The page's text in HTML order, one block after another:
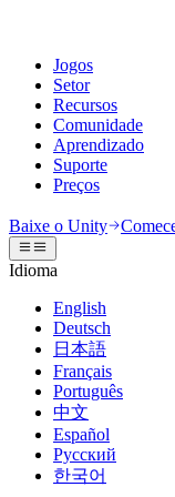
Jogos
Setor
Recursos
Comunidade
Aprendizado
Suporte
Preços
Engine do Unity
Crie jogos 2D e 3D
Colaboração
Colabore e itere
Baixe o Unity
Planos e preços
Implante
Multiplataforma
Colaboração 3D
Construa e revise
Treinamento imersivo
Treine em ambientes
Experiências do cliente
Crie experiências
Setores
Manufatura
Documentação
Ferramentas de
Versões de
Roteiro
Revisar recursos futuros
Glossário
Discussões
Eventos
Eventos globais e locais
Histórias da comunidade
Made with Unity
Mostrando criadores
Unity Learn
Domine habilidades do
Treinamento profissional
Aprimore sua equipe
É iniciante no Unity?
Conceitos básicos
Inicie seu aprendizado
Caminhos Essenciais
Obter ajuda
Ajudando você a ter
Planos de sucesso
Alcance seus
Perguntas frequentes
Respostas para
Entre em contato
Conecte-se com nossa
Baixe o Unity
Idioma
English
Deutsch
日本語
Français
Português
中文
Español
Русский
한국어